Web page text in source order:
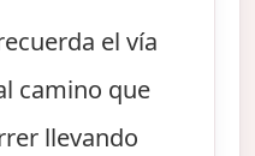
el vía
camino que
llevando